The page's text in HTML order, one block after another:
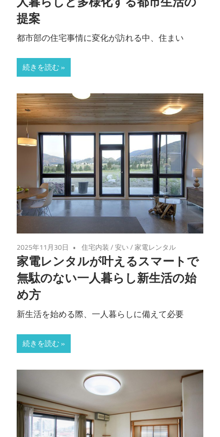
提案
都市部の住宅事情に変化が訪れる中、住まい
続きを読む
2025年11月30日 住宅内装/安い/家電レンタル
家電レンタルが叶えるスマートで
無駄のない一人暮らし新生活の始
め方
新生活を始める際、一人暮らしに備えて必要
続きを読む